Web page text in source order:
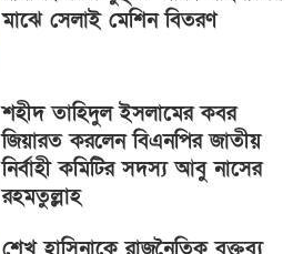
মাঝে সেলাই মেশিন বিতরণ
শহীদ তাহিদুল ইসলামের কবর
জিয়ারত করলেন বিএনপির জাতীয়
নির্বাহী কমিটির সদস্য আবু নাসের
রহমতুল্লাহ